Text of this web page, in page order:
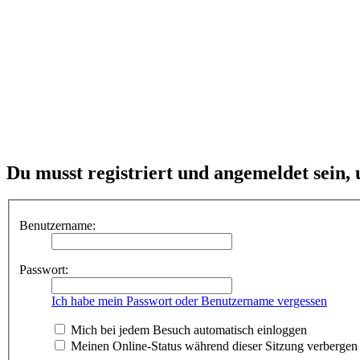
Du musst registriert und angemeldet sein,
Benutzername:
Passwort:
Ich habe mein Passwort oder Benutzername vergessen
Mich bei jedem Besuch automatisch einloggen
Meinen Online-Status während dieser Sitzung verbergen